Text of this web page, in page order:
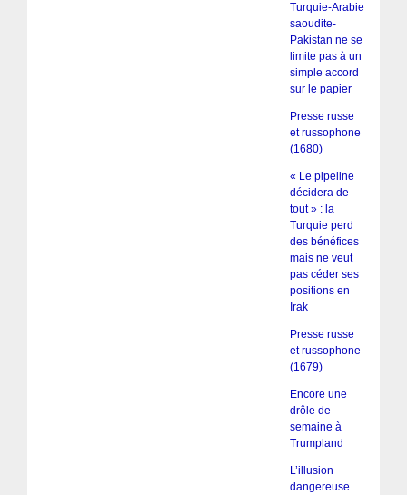
Turquie-Arabie
saoudite-
Pakistan ne se
limite pas à un
simple accord
sur le papier
Presse russe
et russophone
(1680)
« Le pipeline
décidera de
tout » : la
Turquie perd
des bénéfices
mais ne veut
pas céder ses
positions en
Irak
Presse russe
et russophone
(1679)
Encore une
drôle de
semaine à
Trumpland
L’illusion
dangereuse